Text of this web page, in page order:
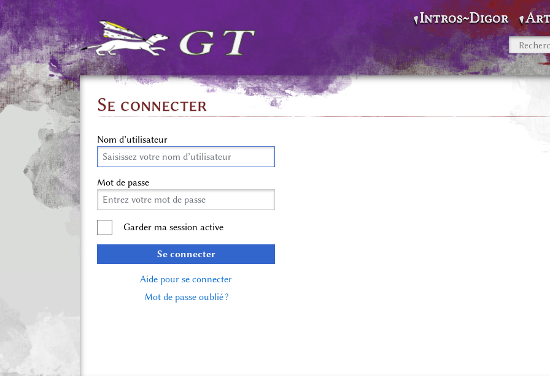
Intros~Digor
Se connecter
Nom d’utilisateur
Mot de passe
Garder ma session active
Se connecter
Aide pour se connecter
Mot de passe oublié ?